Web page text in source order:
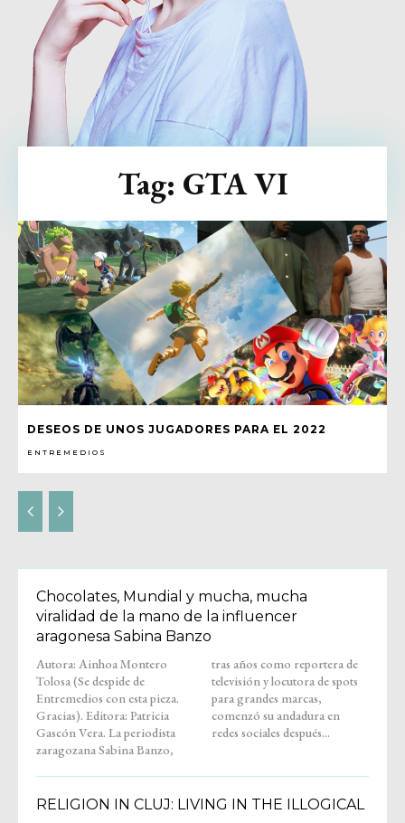
DESEOS DE UNOS JUGADORES PARA EL 2022
ENTREMEDIOS
Tag: GTA VI
Chocolates, Mundial y mucha, mucha
viralidad de la mano de la influencer
aragonesa Sabina Banzo
Autora: Ainhoa Montero
Tolosa (Se despide de
Entremedios con esta pieza.
Gracias). Editora: Patricia
Gascón Vera. La periodista
zaragozana Sabina Banzo,
tras años como reportera de
televisión y locutora de spots
para grandes marcas,
comenzó su andadura en
redes sociales después...
RELIGION IN CLUJ: LIVING IN THE ILLOGICAL